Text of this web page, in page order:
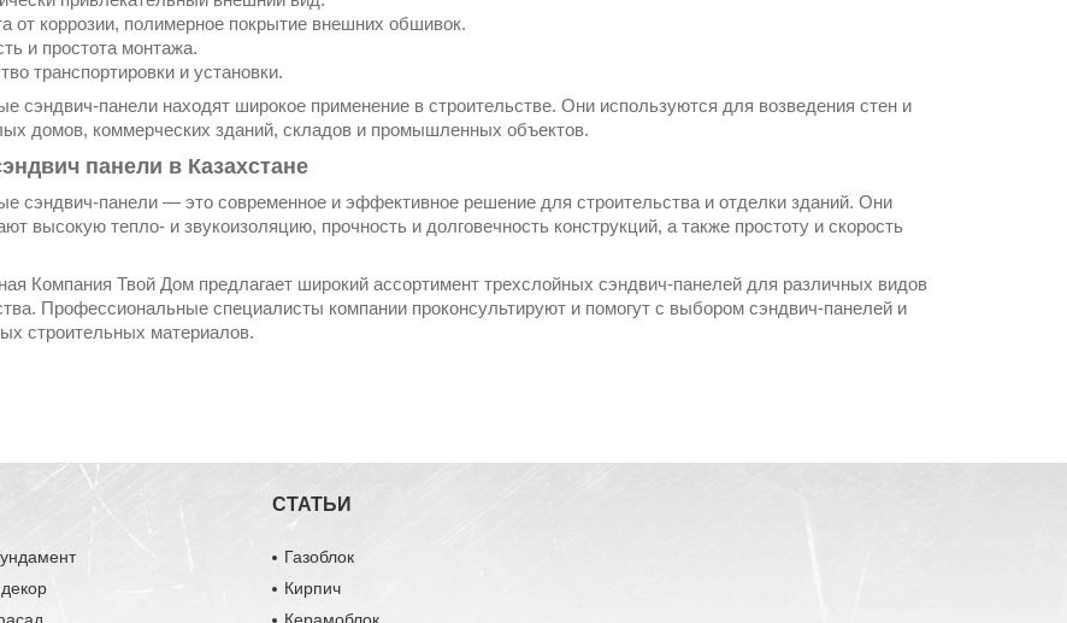
от коррозии, полимерное покрытие внешних обшивок.
и простота монтажа.
транспортировки и установки.
сэндвич-панели находят широкое применение в строительстве. Они используются для возведения стен и
домов, коммерческих зданий, складов и промышленных объектов.
панели в Казахстане
сэндвич-панели — это современное и эффективное решение для строительства и отделки зданий. Они
высокую тепло- и звукоизоляцию, прочность и долговечность конструкций, а также простоту и скорость
Компания Твой Дом предлагает широкий ассортимент трехслойных сэндвич-панелей для различных видов
Профессиональные специалисты компании проконсультируют и помогут с выбором сэндвич-панелей и
строительных материалов.
СТАТЬИ
Газоблок
Кирпич
Керамоблок